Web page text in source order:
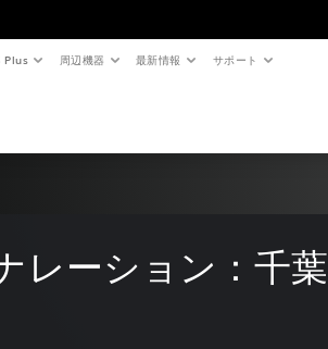
Plus 周辺機器 最新情報 サポート
レーション：千葉